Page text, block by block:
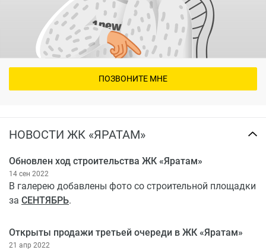
НОВОСТИ ЖК «ЯРАТАМ»
Обновлен ход строительства ЖК «Яратам»
14 сен 2022
В галерею добавлены фото со строительной площадки
за СЕНТЯБРЬ.
Открыты продажи третьей очереди в ЖК «Яратам»
21 апр 2022
ПОЗВОНИТЕ МНЕ